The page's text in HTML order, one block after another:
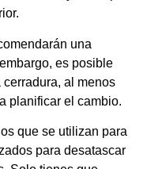
una
es posible
al menos
planificar el cambio.
que se utilizan para
para desatascar